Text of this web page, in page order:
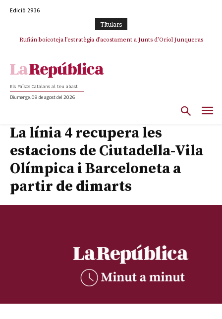
Edició 2936
TItulars
Rufián boicoteja l’estratègia d’acostament a Junts d’Oriol Junqueras
Els Països Catalans al teu abast
Diumenge, 09 de agost del 2026
La línia 4 recupera les
estacions de Ciutadella-Vila
Olímpica i Barceloneta a
partir de dimarts